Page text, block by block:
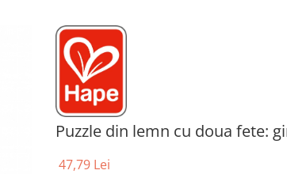
Puzzle din lemn cu doua fete:
47,79 Lei